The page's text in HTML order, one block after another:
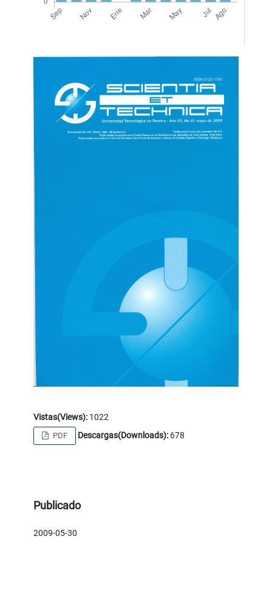
Vistas(Views): 1022
PDF Descargas(Downloads):678
Publicado
2009-05-30